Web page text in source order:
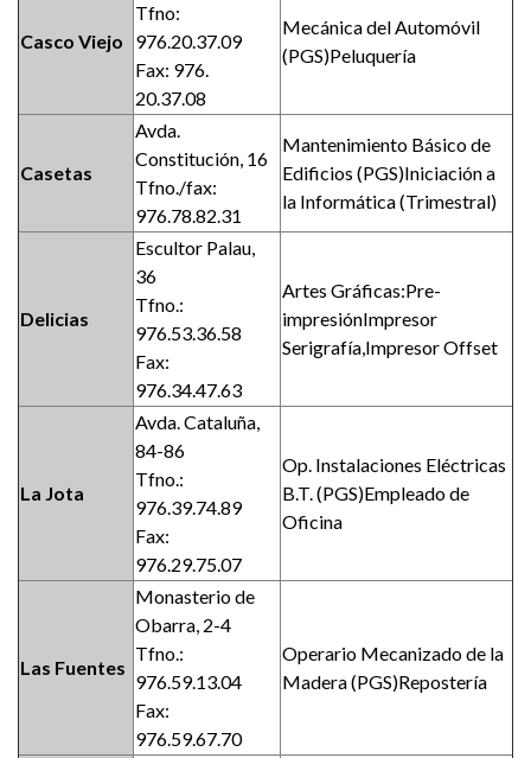
Casco Viejo
Tfno:
976.20.37.09
Fax: 976.
20.37.08
Mecánica del Automóvil
(PGS)Peluquería
Casetas
Avda.
Constitución, 16
Tfno./fax:
976.78.82.31
Mantenimiento Básico de
Edificios (PGS)Iniciación a
la Informática (Trimestral)
Delicias
Escultor Palau,
36
Tfno.:
976.53.36.58
Fax:
976.34.47.63
Artes Gráficas:Pre-
impresiónImpresor
Serigrafía,Impresor Offset
La Jota
Avda. Cataluña,
84-86
Tfno.:
976.39.74.89
Fax:
976.29.75.07
Op. Instalaciones Eléctricas
B.T. (PGS)Empleado de
Oficina
Las Fuentes
Monasterio de
Obarra, 2-4
Tfno.:
976.59.13.04
Fax:
976.59.67.70
Operario Mecanizado de la
Madera (PGS)Repostería